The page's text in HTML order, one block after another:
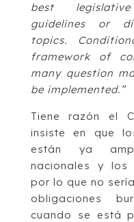
best
guidelines or
topics.
framework of
many question
be implemented.”
Tiene razón el
insiste en que
están ya
nacionales y los
por lo que no
obligaciones
cuando se está